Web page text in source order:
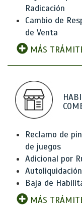
Radicación
Cambio de
de Venta
MÁS
Reclamo de
de juegos
Adicional por
Baja de
MÁS